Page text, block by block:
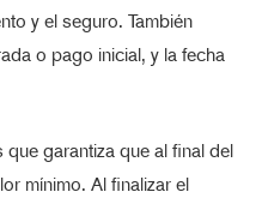
y el seguro. También
o pago inicial, y la fecha
que garantiza que al final del
mínimo. Al finalizar el